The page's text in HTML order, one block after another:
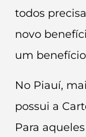
todos
novo
um
No Piauí,
possui a
Para